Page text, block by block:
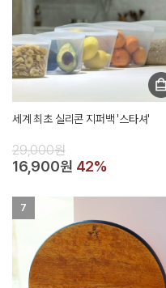
세계 최초 실리콘 지퍼백 '스타셔'
29,000원
16,900원 42%
7